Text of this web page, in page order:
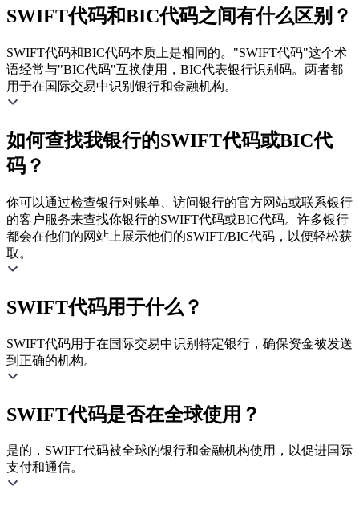
SWIFT代码和BIC代码之间有什么区别？
SWIFT代码和BIC代码本质上是相同的。"SWIFT代码"这个术
语经常与"BIC代码"互换使用，BIC代表银行识别码。两者都
用于在国际交易中识别银行和金融机构。
如何查找我银行的SWIFT代码或BIC代
码？
你可以通过检查银行对账单、访问银行的官方网站或联系银行
的客户服务来查找你银行的SWIFT代码或BIC代码。许多银行
都会在他们的网站上展示他们的SWIFT/BIC代码，以便轻松获
取。
SWIFT代码用于什么？
SWIFT代码用于在国际交易中识别特定银行，确保资金被发送
到正确的机构。
SWIFT代码是否在全球使用？
是的，SWIFT代码被全球的银行和金融机构使用，以促进国际
支付和通信。